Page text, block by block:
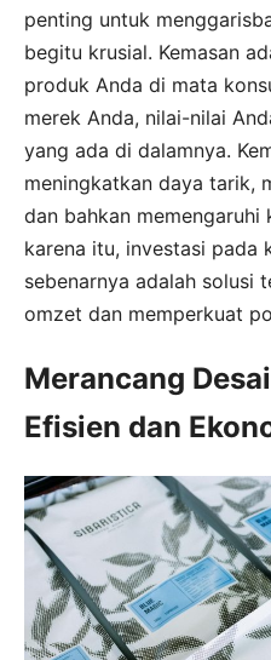
penting untuk
begitu krusial. Kemasan
produk Anda di mata
merek Anda, nilai-nilai
yang ada di dalamnya.
meningkatkan daya tarik,
dan bahkan memengaruhi
karena itu, investasi pada
sebenarnya adalah solusi
omzet dan memperkuat
Merancang
Efisien dan